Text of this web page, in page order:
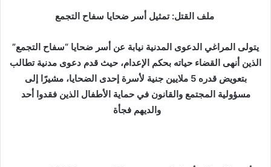
ي
ملف القتل: تمثيل أسر ضحايا سفاح التجمع
يتولى المراغي الدعوى المدنية نيابة عن أسر ضحايا “سفاح التجمع”
الذين أنهى القضاء حياته بحكم الإعدام، حيث قدم دعوى مدنية تطالب
بتعويض قدره 5 ملايين جنية لأسرة إحدى الضحايا، مشيرًا إلى
مسؤولية المجتمع والقانون في حماية الأطفال الذين فقدوا أحد
والديهم فجأة